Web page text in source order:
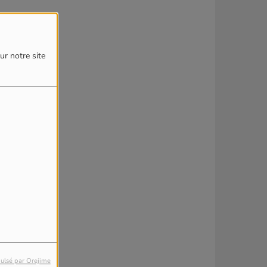
notre site
par Orejime